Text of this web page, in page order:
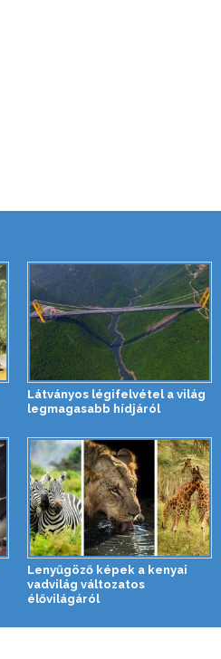
Látványos légifelvétel a világ
legmagasabb hídjáról
Lenyűgöző képek a kenyai
vadvilág változatos
élővilágáról